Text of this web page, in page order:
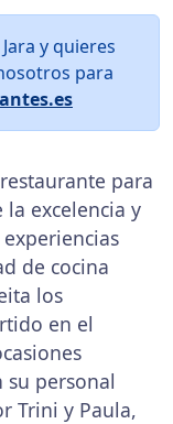
y quieres
para
para
la excelencia y
de cocina
los
en el
su personal
Trini y Paula,